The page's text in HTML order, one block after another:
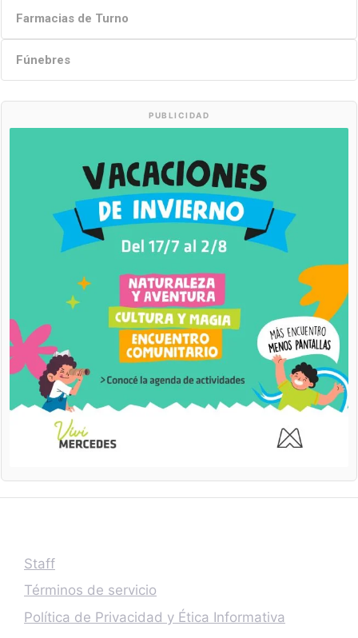
Farmacias de Turno
Fúnebres
PUBLICIDAD
Staff
Términos de servicio
Política de Privacidad y Ética Informativa